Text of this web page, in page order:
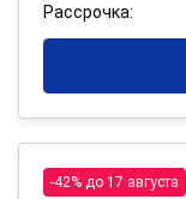
Рассрочка:
-42% до 17 августа